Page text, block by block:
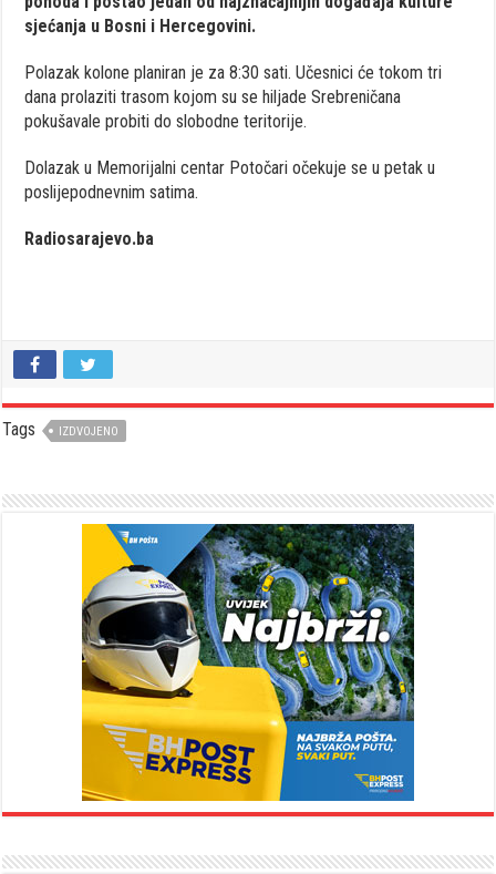
sjećanja u Bosni i Hercegovini.
Polazak kolone planiran je za 8:30 sati. Učesnici će tokom tri
dana prolaziti trasom kojom su se hiljade Srebreničana
pokušavale probiti do slobodne teritorije.
Dolazak u Memorijalni centar Potočari očekuje se u petak u
poslijepodnevnim satima.
Radiosarajevo.ba
Tags IZDVOJENO